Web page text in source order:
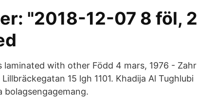
"2018-12-07 8 föl, 2
with other Född 4 mars, 1976 - Zahr
15 lgh 1101. Khadija Al Tughlubi
bolagsengagemang.